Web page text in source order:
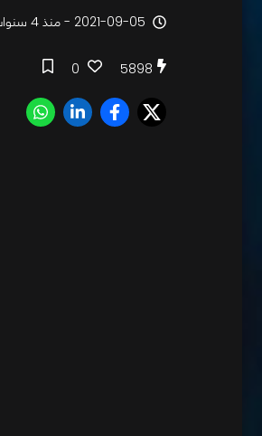
2021-09-05 - منذ 4 سنوات
5898
0